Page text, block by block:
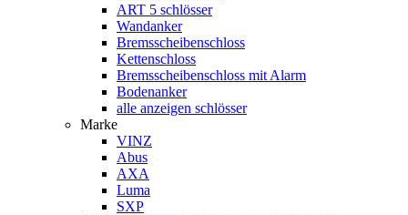
ART 5 schlösser
Wandanker
Bremsscheibenschloss
Kettenschloss
Bremsscheibenschloss mit Alarm
Bodenanker
alle anzeigen schlösser
Marke
VINZ
Abus
AXA
Luma
SXP